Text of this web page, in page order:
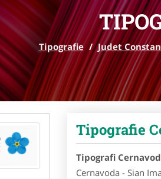
Tipografie / Judet
Tipografie
Tipografi
Cernavoda - Sian